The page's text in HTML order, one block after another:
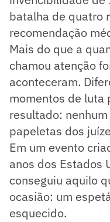
batalha de quatro
recomendação
Mais do que a
chamou atenção
aconteceram.
momentos de luta
resultado:
papeletas dos
Em um evento
anos dos Estados
conseguiu aquilo
ocasião: um
esquecido.